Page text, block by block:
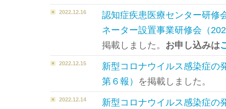
2022.12.16
認知症疾患医療センター研
ネーター設置事業研修会（
掲載しました。 お申し込みは
2022.12.15
新型コロナウイルス感染症
第６報） を掲載しました。
2022.12.14
新型コロナウイルス感染症